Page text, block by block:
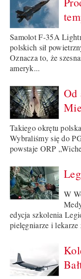
Samolot F-35A
polskich sił
Oznacza to, że
ameryk...
Od
Takiego okrętu
Wybraliśmy się do
powstaje ORP
W
edycja szkolenia
pielęgniarze i